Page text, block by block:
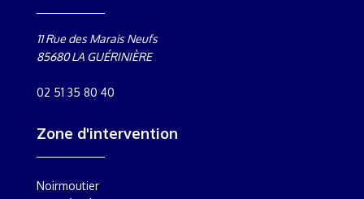
11 Rue des Marais Neufs
85680 LA GUÉRINIÈRE
02 51 35 80 40
Zone d'intervention
Noirmoutier